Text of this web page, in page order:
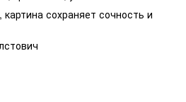
картина сохраняет сочность и